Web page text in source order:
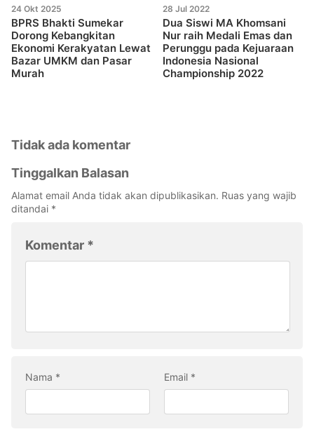
24 Okt 2025
BPRS Bhakti Sumekar
Dorong Kebangkitan
Ekonomi Kerakyatan Lewat
Bazar UMKM dan Pasar
Murah
28 Jul 2022
Dua Siswi MA Khomsani
Nur raih Medali Emas dan
Perunggu pada Kejuaraan
Indonesia Nasional
Championship 2022
Tidak ada komentar
Tinggalkan Balasan
Alamat email Anda tidak akan dipublikasikan. Ruas yang wajib
ditandai *
Komentar *
Nama * Email *